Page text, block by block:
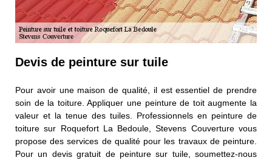
Devis de peinture sur tuile
Pour avoir une maison de qualité, il est essentiel de prendre
soin de la toiture. Appliquer une peinture de toit augmente la
valeur et la tenue des tuiles. Professionnels en peinture de
toiture sur Roquefort La Bedoule, Stevens Couverture vous
propose des services de qualité pour les travaux de peinture.
Pour un devis gratuit de peinture sur tuile, soumettez-nous